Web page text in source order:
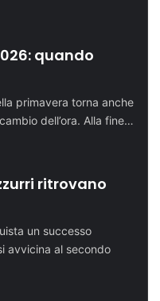
quando
primavera torna anche
dell’ora. Alla fine…
ritrovano
un successo
avvicina al secondo